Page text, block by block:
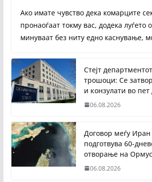
Ако имате чувство дека комарците
пронаоѓаат токму вас, додека луѓето
минуваат без ниту едно каснување,
Стејт
трошоци: Се
и конзулати во
06.08.2026
Договор меѓу
подготвува 60-
отворање на
06.08.2026